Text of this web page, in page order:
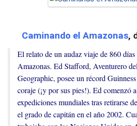
Caminando el Amazonas,
El relato de un audaz viaje de 860
Amazonas. Ed Stafford, Aventurero
Geographic, posee un récord
coraje (¡y por sus pies!). Ed comenzó
expediciones mundiales tras retirarse
el grado de capitán en el año 2002.